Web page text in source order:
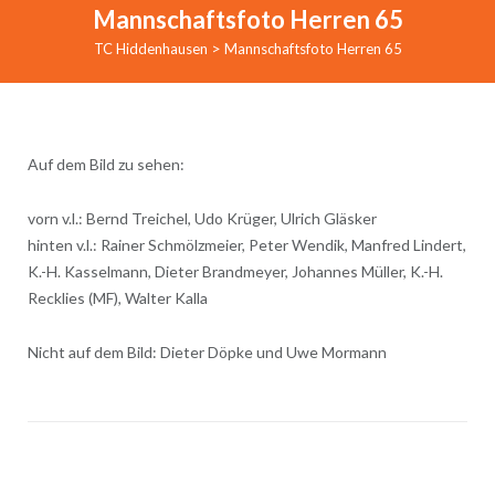
Mannschaftsfoto Herren 65
TC Hiddenhausen > Mannschaftsfoto Herren 65
Auf dem Bild zu sehen:
vorn v.l.: Bernd Treichel, Udo Krüger, Ulrich Gläsker
hinten v.l.: Rainer Schmölzmeier, Peter Wendik, Manfred Lindert,
K.-H. Kasselmann, Dieter Brandmeyer, Johannes Müller, K.-H.
Recklies (MF), Walter Kalla
Nicht auf dem Bild: Dieter Döpke und Uwe Mormann